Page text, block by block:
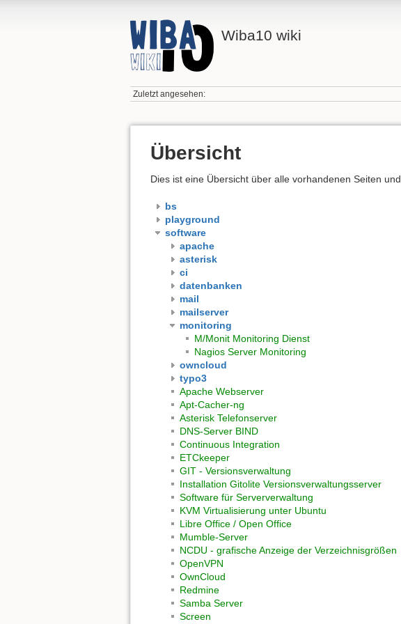
Wiba10 wiki
Zuletzt angesehen:
Übersicht
Dies ist eine Übersicht über alle vorhandenen Seiten und
bs
playground
software
apache
asterisk
ci
datenbanken
mail
mailserver
monitoring
M/Monit Monitoring Dienst
Nagios Server Monitoring
owncloud
typo3
Apache Webserver
Apt-Cacher-ng
Asterisk Telefonserver
DNS-Server BIND
Continuous Integration
ETCkeeper
GIT - Versionsverwaltung
Installation Gitolite Versionsverwaltungsserver
Software für Serververwaltung
KVM Virtualisierung unter Ubuntu
Libre Office / Open Office
Mumble-Server
NCDU - grafische Anzeige der Verzeichnisgrößen
OpenVPN
OwnCloud
Redmine
Samba Server
Screen